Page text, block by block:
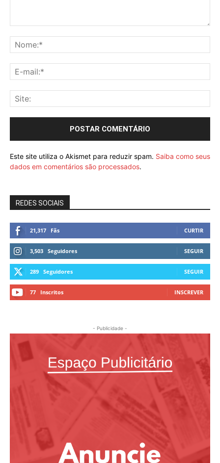
Este site utiliza o Akismet para reduzir spam. Saiba como seus
dados em comentários são processados.
REDES SOCIAIS
21,317 Fãs CURTIR
3,503 Seguidores SEGUIR
289 Seguidores SEGUIR
77 Inscritos INSCREVER
- Publicidade -